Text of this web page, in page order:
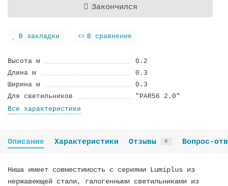
Закончился
В закладки В сравнение
Высота м
0.2
Длина м
0.3
Ширина м
0.3
Для светильников
"PAR56 2.0"
Все характеристики
Описание Характеристики Отзывы 0 Вопрос-
Ниша имеет совместимость с сериями Lumiplus из
нержавеющей стали, галогенными светильниками из